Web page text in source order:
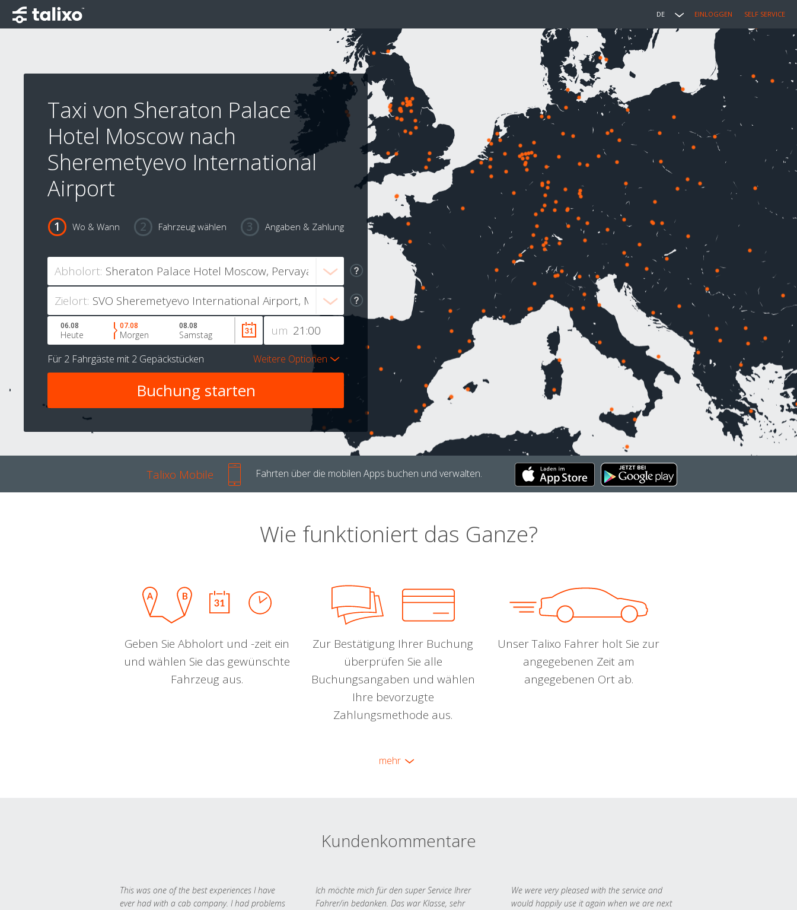
DE EINLOGGEN SELF SERVICE
Taxi von Sheraton Palace
Hotel Moscow nach
Sheremetyevo International
Airport
Wo & Wann Fahrzeug wählen Angaben & Zahlung
Abholort:
Zielort:
um
06.08
Heute
07.08
Morgen
08.08
Samstag
Für 2 Fahrgäste mit 2 Gepäckstücken Weitere Optionen
Talixo Mobile Fahrten über die mobilen Apps buchen und verwalten.
Wie funktioniert das Ganze?
Geben Sie Abholort und -zeit ein
und wählen Sie das gewünschte
Fahrzeug aus.
Zur Bestätigung Ihrer Buchung
überprüfen Sie alle
Buchungsangaben und wählen
Ihre bevorzugte
Zahlungsmethode aus.
Unser Talixo Fahrer holt Sie zur
angegebenen Zeit am
angegebenen Ort ab.
mehr
Kundenkommentare
This was one of the best experiences I have
ever had with a cab company. I had problems
Ich möchte mich für den super Service Ihrer
Fahrer/in bedanken. Das war Klasse, sehr
We were very pleased with the service and
would happily use it again when we are next